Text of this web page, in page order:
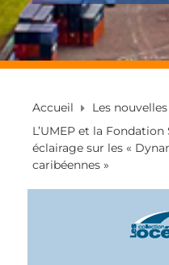
Accueil
Les nouvelles
L’UMEP et la
éclairage sur les «
caribéennes »